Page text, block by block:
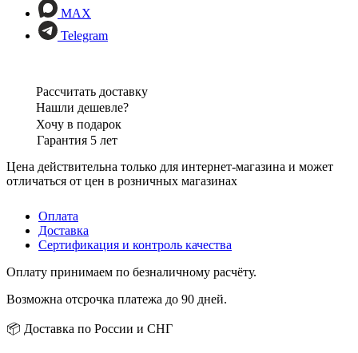
MAX
Telegram
Рассчитать доставку
Нашли дешевле?
Хочу в подарок
Гарантия 5 лет
Цена действительна только для интернет-магазина и может
отличаться от цен в розничных магазинах
Оплата
Доставка
Сертификация и контроль качества
Оплату принимаем по безналичному расчёту.
Возможна отсрочка платежа до 90 дней.
📦 Доставка по России и СНГ